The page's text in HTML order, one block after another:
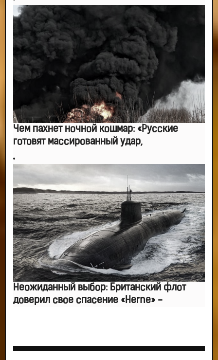
Чем пахнет ночной кошмар: «Русские
готовят массированный удар,
Неожиданный выбор: Британский флот
доверил свое спасение «Herne» -